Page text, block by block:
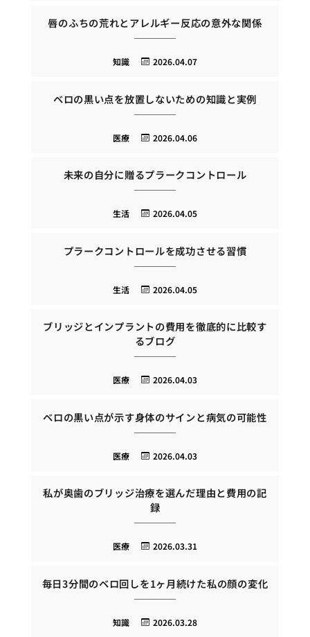
唇のふちの荒れとアレルギー反応の意外な関係
2026.04.07
知識
ベロの黒い点を放置しないための知識と実例
2026.04.06
医療
未来の自分に贈るプラークコントロール
2026.04.05
生活
プラークコントロールを成功させる習慣
2026.04.05
生活
ブリッジとインプラントの費用を徹底的に比較す
るブログ
2026.04.03
医療
ベロの黒い点が示す身体のサインと病気の可能性
2026.04.03
医療
私が奥歯のブリッジ治療を選んだ理由と費用の記
録
2026.03.31
医療
毎日3分間のベロ回しを1ヶ月続けた私の顔の変化
2026.03.28
知識